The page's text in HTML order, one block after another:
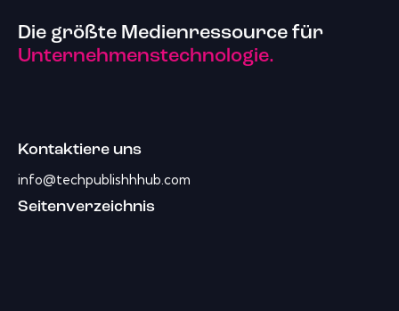
Die größte Medienressource für
Unternehmenstechnologie.
Kontaktiere uns
info@techpublishhhub.com
Seitenverzeichnis